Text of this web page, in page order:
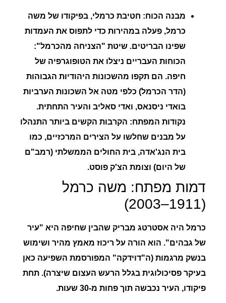
מבנה הכוח: חטיבת כרמלי, בפיקודו של משה
כרמל, פעלה במהירות כדי לתפוס את העמדות
שפינו הבריטים. שיטת "הצניחה מהכרמל":
הכוחות העבריים ניצלו את הטופוגרפיה של
חיפה. הם תקפו מהשכונות היהודיות הגבוהות
(הדר הכרמל) כלפי מטה אל השכונות הערביות
בואדי ניסנאס, ואדי סאליב והעיר התחתית.
נקודות המפתח: הקרבות הקשים ביותר התנהלו
על מבנים שחלשו על הצירים המרכזיים, כמו
בית הנג'אדה, בית החולים הממשלתי (רמב"ם
של היום) וצומת הצ'ק פוסט.
דמות מפתח: משה כרמל
(1911–2003)
כרמל היה אסטרטג מבריק שהבין שחיפה היא "עיר
של גבהים". הוא הורה על ריכוז מאמץ מהיר ושימוש
בנשק מרגמות (ה"דוידקה" המפורסמת השפיעה כאן
בעיקר פסיכולוגית בגלל הרעש העצום שיצרה). תחת
פיקודו, העיר נכבשה תוך פחות מ-30 שעות.